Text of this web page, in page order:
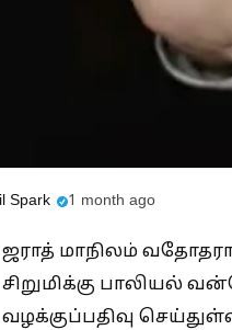
Spark 1 month ago
ஜராத் மாநிலம் வதோதரா
சிறுமிக்கு பாலியல்
வழக்குப்பதிவு